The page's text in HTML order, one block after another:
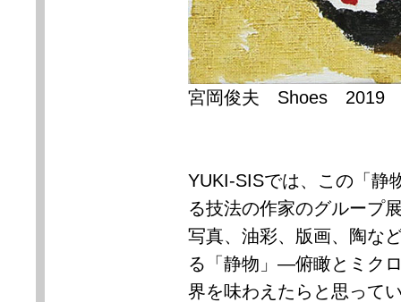
宮岡俊夫 Shoes 2019
YUKI-SISでは、この「静
る技法の作家のグループ
写真、油彩、版画、陶な
る「静物」―俯瞰とミク
界を味わえたらと思って